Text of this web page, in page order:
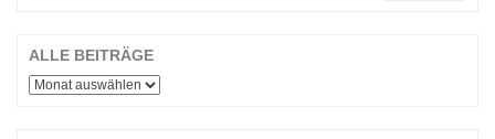
ALLE BEITRÄGE
ALLE